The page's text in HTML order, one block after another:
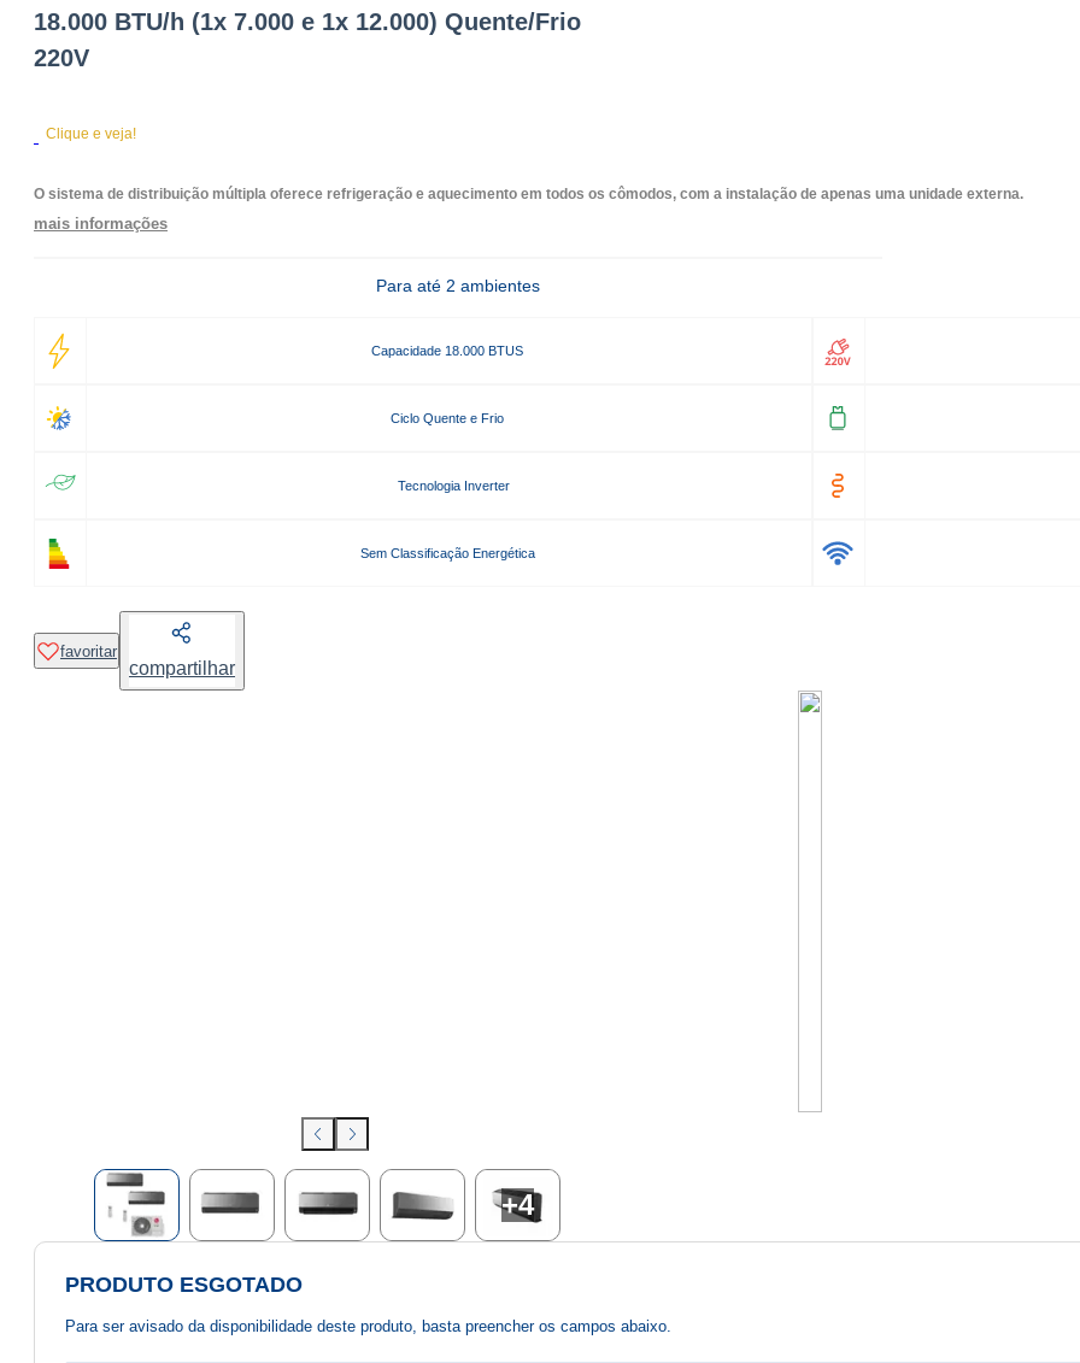
18.000 BTU/h (1x 7.000 e 1x 12.000) Quente/Frio
220V
Clique e veja!
O sistema de distribuição múltipla oferece refrigeração e aquecimento em todos os cômodos, com a instalação de apenas uma unidade externa.
mais informações
Para até 2 ambientes
Capacidade 18.000 BTUS
Ciclo Quente e Frio
Tecnologia Inverter
Sem Classificação Energética
favoritar
compartilhar
+4
PRODUTO ESGOTADO
Para ser avisado da disponibilidade deste produto, basta preencher os campos abaixo.